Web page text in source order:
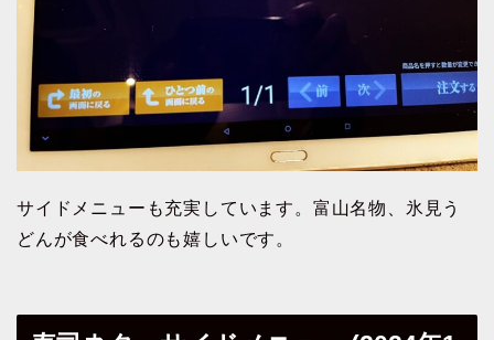
サイドメニューも充実しています。富山名物、氷見う
どんが食べれるのも嬉しいです。